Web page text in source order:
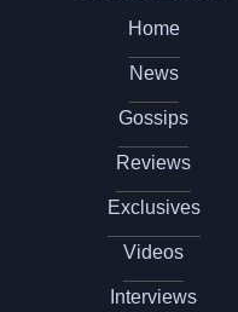
Home
News
Gossips
Reviews
Exclusives
Videos
Interviews